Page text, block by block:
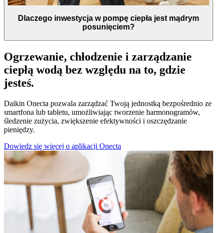
Dlaczego inwestycja w pompę ciepła jest mądrym
posunięciem?
Ogrzewanie, chłodzenie i zarządzanie
ciepłą wodą bez względu na to, gdzie
jesteś.
Daikin Onecta pozwala zarządzać Twoją jednostką bezpośrednio ze
smartfona lub tabletu, umożliwiając tworzenie harmonogramów,
śledzenie zużycia, zwiększenie efektywności i oszczędzanie
pieniędzy.
Dowiedz się więcej o aplikacji Onecta